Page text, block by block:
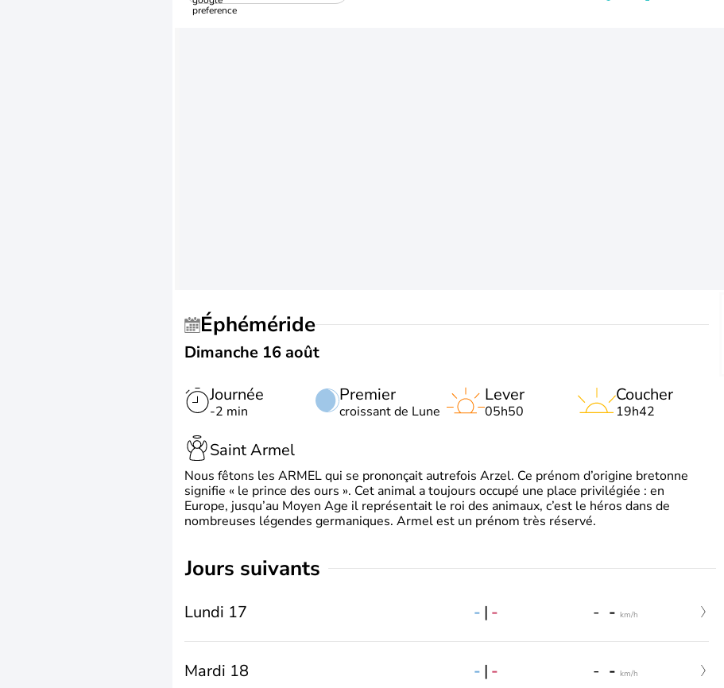
Éphéméride
Dimanche 16 août
Journée
-2 min
Premier
croissant de Lune
Lever
05h50
Coucher
19h42
Saint Armel
Nous fêtons les ARMEL qui se prononçait autrefois Arzel. Ce prénom d’origine bretonne
signifie « le prince des ours ». Cet animal a toujours occupé une place privilégiée : en
Europe, jusqu’au Moyen Age il représentait le roi des animaux, c’est le héros dans de
nombreuses légendes germaniques. Armel est un prénom très réservé.
jours suivants
Lundi 17 - | - - - km/h
Mardi 18 - | - - - km/h